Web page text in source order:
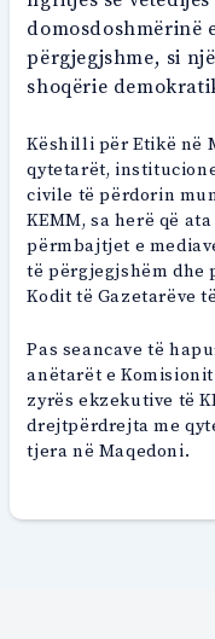
domosdoshmërinë
përgjegjshme, si
shoqërie
Këshilli për Etikë në
qytetarët,
civile të përdorin
KEMM, sa herë që
përmbajtjet e
të përgjegjshëm dhe
Kodit të Gazetarëve
Pas seancave të
anëtarët e
zyrës ekzekutive të
drejtpërdrejta me
tjera në Maqedoni.